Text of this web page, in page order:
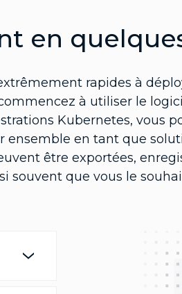
en
rapides à
à utiliser le
Kubernetes, vous
en tant que
être exportées,
souvent que vous le